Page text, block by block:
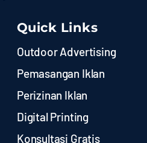
Quick Links
Outdoor Advertising
Pemasangan Iklan
Perizinan Iklan
Digital Printing
Konsultasi Gratis